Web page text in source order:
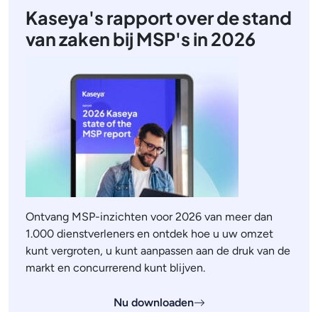
Kaseya's rapport over de stand
van zaken bij MSP's in 2026
Ontvang MSP-inzichten voor 2026 van meer dan
1.000 dienstverleners en ontdek hoe u uw omzet
kunt vergroten, u kunt aanpassen aan de druk van de
markt en concurrerend kunt blijven.
Nu downloaden